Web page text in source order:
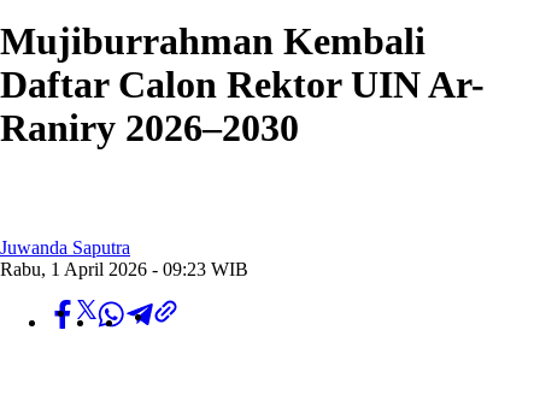
Mujiburrahman Kembali
Daftar Calon Rektor UIN Ar-
Raniry 2026–2030
Juwanda Saputra
Rabu, 1 April 2026 - 09:23 WIB